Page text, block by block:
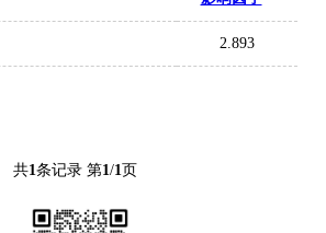
2.893
共1条记录 第1/1页